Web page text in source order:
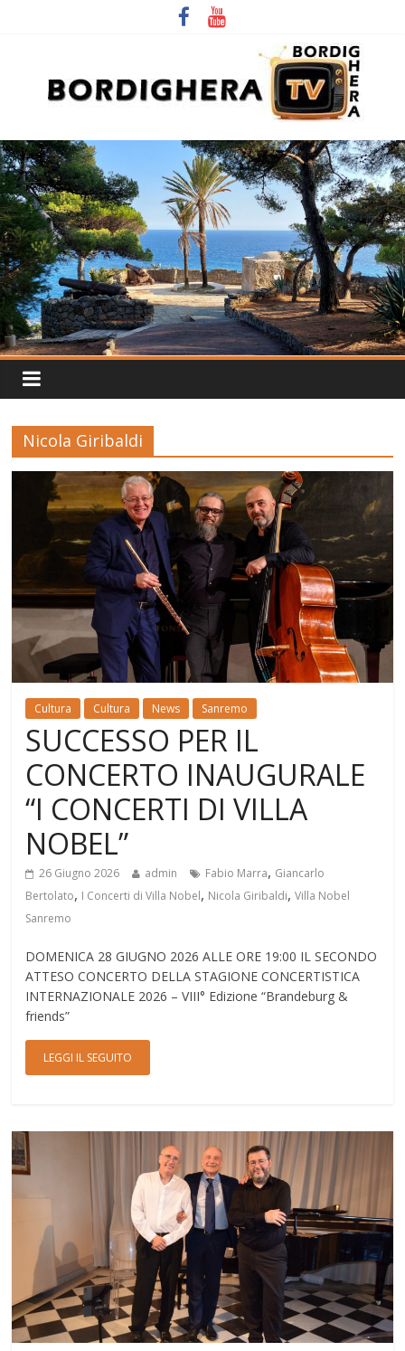
Nicola Giribaldi
Cultura Cultura News Sanremo
SUCCESSO PER IL
CONCERTO INAUGURALE
“I CONCERTI DI VILLA
NOBEL”
26 Giugno 2026 admin Fabio Marra, Giancarlo
Bertolato, I Concerti di Villa Nobel, Nicola Giribaldi,Villa Nobel
Sanremo
DOMENICA 28 GIUGNO 2026 ALLE ORE 19:00 IL SECONDO
ATTESO CONCERTO DELLA STAGIONE CONCERTISTICA
INTERNAZIONALE 2026 – VIII° Edizione “Brandeburg &
friends”
LEGGI IL SEGUITO